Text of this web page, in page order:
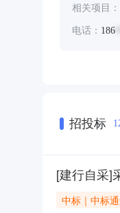
相关项目：
电话： 186
招投标
[建行自采]
中标｜中标